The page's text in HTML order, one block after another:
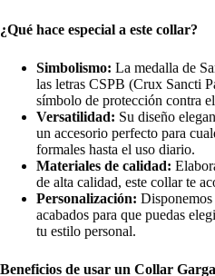
¿Qué hace especial a este collar?
Simbolismo: La medalla de
las letras CSPB (Crux Sancti
símbolo de protección contra
Versatilidad: Su diseño
un accesorio perfecto para
formales hasta el uso diario.
Materiales de calidad:
de alta calidad, este collar te
Personalización:
acabados para que puedas
tu estilo personal.
Beneficios de usar un Collar